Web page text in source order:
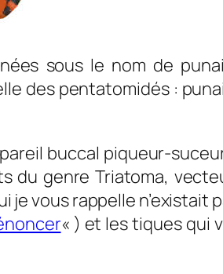
sous le nom de
des pentatomidés :
buccal piqueur-
du genre Triatoma,
je vous rappelle n’existait
« ) et les tiques qui